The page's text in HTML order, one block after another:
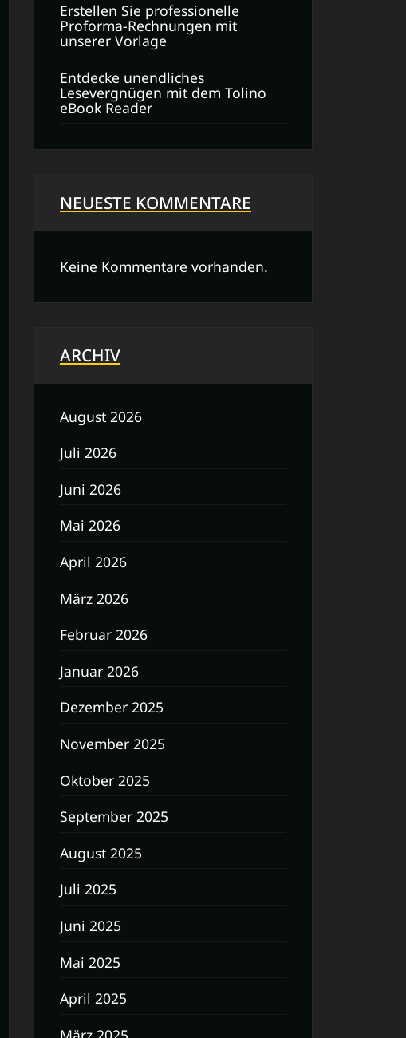
Erstellen Sie professionelle
Proforma-Rechnungen mit
unserer Vorlage
Entdecke unendliches
Lesevergnügen mit dem Tolino
eBook Reader
NEUESTE KOMMENTARE
Keine Kommentare vorhanden.
ARCHIV
August 2026
Juli 2026
Juni 2026
Mai 2026
April 2026
März 2026
Februar 2026
Januar 2026
Dezember 2025
November 2025
Oktober 2025
September 2025
August 2025
Juli 2025
Juni 2025
Mai 2025
April 2025